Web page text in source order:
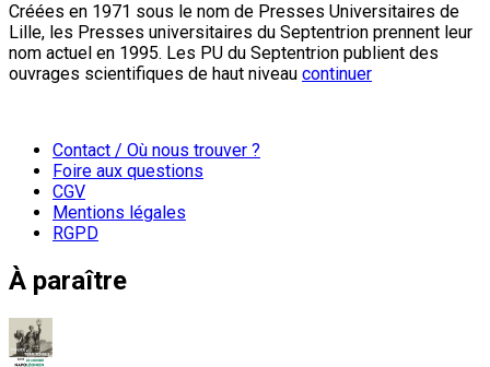
Créées en 1971 sous le nom de Presses Universitaires de
Lille, les Presses universitaires du Septentrion prennent leur
nom actuel en 1995. Les PU du Septentrion publient des
ouvrages scientifiques de haut niveau continuer
Contact / Où nous trouver ?
Foire aux questions
CGV
Mentions légales
RGPD
À paraître